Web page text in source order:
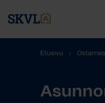
Etusivu